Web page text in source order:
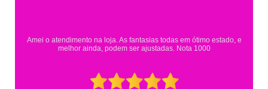
Pesquisei em mais de 20 lojas e só encontrei a fantasia de meu filho na
Eureka. Cheguei praticamente no horário em que estavam fechando e
mesmo assim fui muito bem atendido.